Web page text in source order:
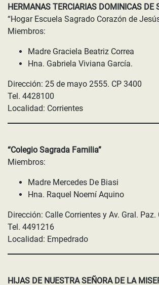
HERMANAS TERCIARIAS DOMINICAS DE
“Hogar Escuela Sagrado Corazón de
Miembros:
Madre Graciela Beatriz Correa
Hna. Gabriela Viviana García.
Dirección: 25 de mayo 2555. CP 3400
Tel. 4428100
Localidad: Corrientes
“Colegio Sagrada Familia”
Miembros:
Madre Mercedes De Biasi
Hna. Raquel Noemí Aquino
Dirección: Calle Corrientes y Av. Gral. Paz.
Tel. 4491216
Localidad: Empedrado
HIJAS DE NUESTRA SEÑORA DE LA